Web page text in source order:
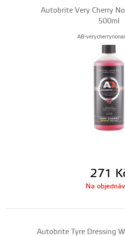
Autobrite Very Cherry
500ml
AB-
271
Na
Autobrite Tyre Dressing